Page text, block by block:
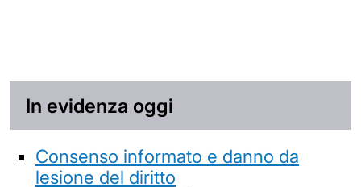
In evidenza oggi
Consenso informato e danno da
lesione del diritto